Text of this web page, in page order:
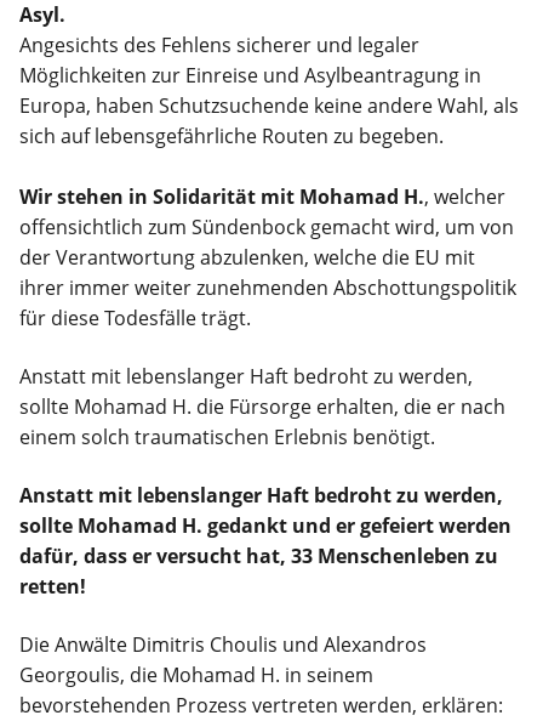
Asyl.
Angesichts des Fehlens sicherer und legaler
Möglichkeiten zur Einreise und Asylbeantragung in
Europa, haben Schutzsuchende keine andere Wahl, als
sich auf lebensgefährliche Routen zu begeben.
Wir stehen in Solidarität mit Mohamad H., welcher
offensichtlich zum Sündenbock gemacht wird, um von
der Verantwortung abzulenken, welche die EU mit
ihrer immer weiter zunehmenden Abschottungspolitik
für diese Todesfälle trägt.
Anstatt mit lebenslanger Haft bedroht zu werden,
sollte Mohamad H. die Fürsorge erhalten, die er nach
einem solch traumatischen Erlebnis benötigt.
Anstatt mit lebenslanger Haft bedroht zu werden,
sollte Mohamad H. gedankt und er gefeiert werden
dafür, dass er versucht hat, 33 Menschenleben zu
retten!
Die Anwälte Dimitris Choulis und Alexandros
Georgoulis, die Mohamad H. in seinem
bevorstehenden Prozess vertreten werden, erklären: